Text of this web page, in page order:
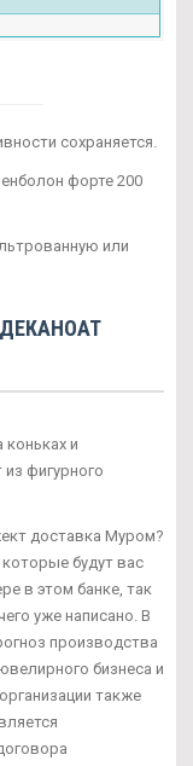
сохраняется.
форте 200
или
коньках и
фигурного
доставка Муром?
будут вас
в этом банке, так
уже написано. В
производства
бизнеса и
также